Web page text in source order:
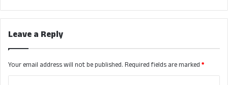
Leave a Reply
Your email address will not be published. Required fields are marked *